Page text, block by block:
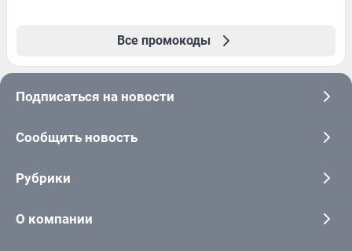
Все промокоды
Подписаться на новости
Сообщить новость
Рубрики
О компании